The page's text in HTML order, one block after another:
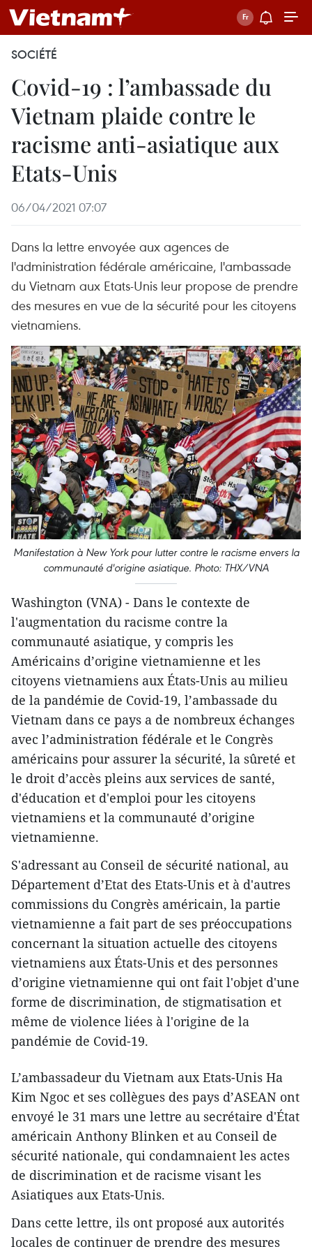
SOCIÉTÉ
Covid-19 : l’ambassade du
Vietnam plaide contre le
racisme anti-asiatique aux
Etats-Unis
06/04/2021 07:07
Dans la lettre envoyée aux agences de
l'administration fédérale américaine, l'ambassade
du Vietnam aux Etats-Unis leur propose de prendre
des mesures en vue de la sécurité pour les citoyens
vietnamiens.
Manifestation à New York pour lutter contre le racisme envers la
communauté d'origine asiatique. Photo: THX/VNA
Washington (VNA) - Dans le contexte de
l'augmentation du racisme contre la
communauté asiatique, y compris les
Américains d’origine vietnamienne et les
citoyens vietnamiens aux États-Unis au milieu
de la pandémie de Covid-19, l’ambassade du
Vietnam dans ce pays a de nombreux échanges
avec l’administration fédérale et le Congrès
américains pour assurer la sécurité, la sûreté et
le droit d’accès pleins aux services de santé,
d'éducation et d'emploi pour les citoyens
vietnamiens et la communauté d’origine
vietnamienne.
S'adressant au Conseil de sécurité national, au
Département d’Etat des Etats-Unis et à d'autres
commissions du Congrès américain, la partie
vietnamienne a fait part de ses préoccupations
concernant la situation actuelle des citoyens
vietnamiens aux États-Unis et des personnes
d’origine vietnamienne qui ont fait l'objet d'une
forme de discrimination, de stigmatisation et
même de violence liées à l'origine de la
pandémie de Covid-19.
L’ambassadeur du Vietnam aux Etats-Unis Ha
Kim Ngoc et ses collègues des pays d’ASEAN ont
envoyé le 31 mars une lettre au secrétaire d'État
américain Anthony Blinken et au Conseil de
sécurité nationale, qui condamnaient les actes
de discrimination et de racisme visant les
Asiatiques aux Etats-Unis.
Dans cette lettre, ils ont proposé aux autorités
locales de continuer de prendre des mesures